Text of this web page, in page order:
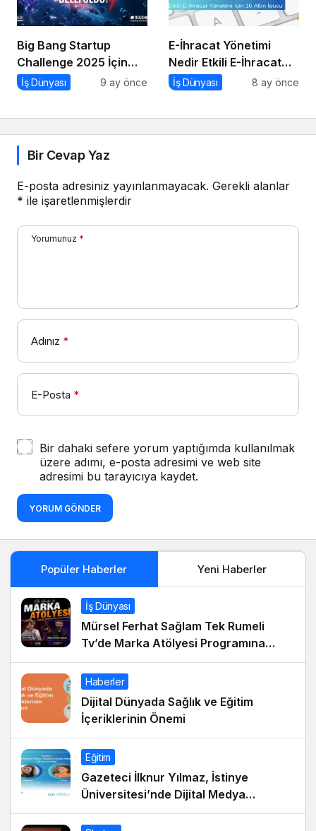
Big Bang Startup
Challenge 2025 İçin
Geri Sayım Başladı
İş Dünyası 9 ay önce
E-İhracat Yönetimi
Nedir Etkili E-İhracat
Yönetimi için 10 Altın
İş Dünyası 8 ay önce
Bir Cevap Yaz
E-posta adresiniz yayınlanmayacak. Gerekli alanlar
* ile işaretlenmişlerdir
Yorumunuz *
Adınız *
E-Posta *
Bir dahaki sefere yorum yaptığımda kullanılmak
üzere adımı, e-posta adresimi ve web site
adresimi bu tarayıcıya kaydet.
YORUM GÖNDER
Popüler Haberler Yeni Haberler
İş Dünyası
Mürsel Ferhat Sağlam Tek Rumeli
Tv’de Marka Atölyesi Programına
Konuk Oldu
Haberler
Dijital Dünyada Sağlık ve Eğitim
İçeriklerinin Önemi
Eğitim
Gazeteci İlknur Yılmaz, İstinye
Üniversitesi’nde Dijital Medya
Okuryazarlığı Dersinin Konuğu Oldu